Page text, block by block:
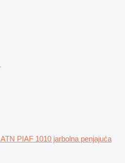
ATN PIAF 1010 jarbolna penjajuća